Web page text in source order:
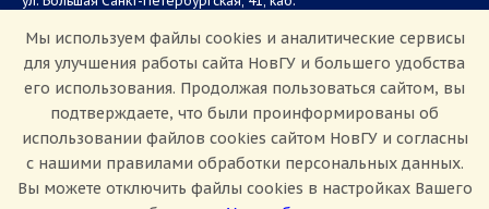
Приемная комиссия: +7(8162)33-20-44
Мы используем файлы cookies и аналитические сервисы
для улучшения работы сайта НовГУ и большего удобства
его использования. Продолжая пользоваться сайтом, вы
подтверждаете, что были проинформированы об
использовании файлов cookies сайтом НовГУ и согласны
с нашими правилами обработки персональных данных.
Вы можете отключить файлы cookies в настройках Вашего